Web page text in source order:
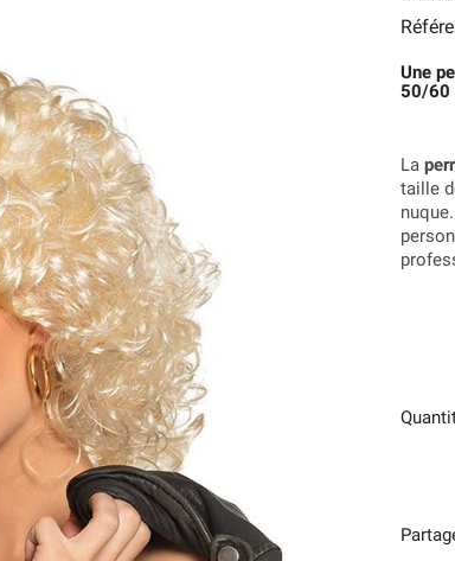
Une
50/60
La
taille